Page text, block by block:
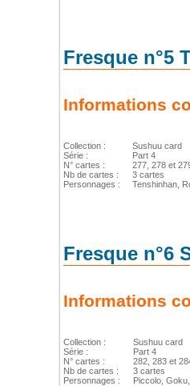
Fresque n°5
Informations
Collection :
Série :
N° cartes :
Nb de cartes :
Personnages :
Sushuu card
Part 4
277, 278 et
3 cartes
Tenshinhan,
Fresque n°6
Informations
Collection :
Série :
N° cartes :
Nb de cartes :
Personnages :
Sushuu card
Part 4
282, 283 et
3 cartes
Piccolo,